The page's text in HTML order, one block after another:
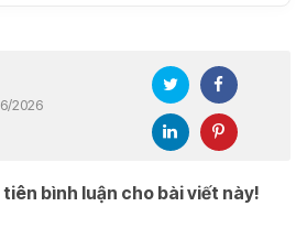
2026
bình luận cho bài viết này!